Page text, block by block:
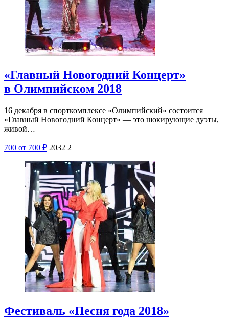
«Главный Новогодний Концерт»
в Олимпийском 2018
16 декабря в спорткомплексе «Олимпийский» состоится
«Главный Новогодний Концерт» — это шокирующие дуэты,
живой…
700 от 700 ₽ 2032 2
Фестиваль «Песня года 2018»